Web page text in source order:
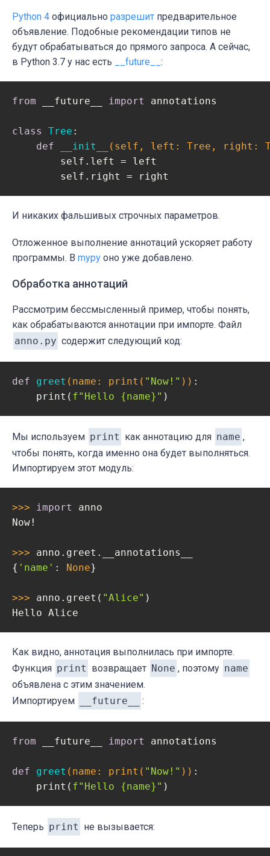
Python 4 официально разрешит предварительное
объявление. Подобные рекомендации типов не
будут обрабатываться до прямого запроса. А сейчас,
в Python 3.7 у нас есть
__future__ :
from __future__ import annotations
class Tree :
def
__init__
(self, left: Tree, right:
        self.left = left
        self.right = right
И никаких фальшивых строчных параметров.
Отложенное выполнение аннотаций ускоряет работу
программы. В mypy оно уже добавлено.
Обработка аннотаций
Рассмотрим бессмысленный пример, чтобы понять,
как обрабатываются аннотации при импорте. Файл
anno.py содержит следующий код:
def greet (name: print ( "Now!" ) ) :
    print(
f"Hello {name} " )
Мы используем print как аннотацию для name ,
чтобы понять, когда именно она будет выполняться.
Импортируем этот модуль:
>>> import
anno
Now!
>>> anno.greet.__annotations__
{ 'name' : None}
>>> anno.greet( "Alice" )
Hello Alice
Как видно, аннотация выполнилась при импорте.
Функция print возвращает None , поэтому name
объявлена с этим значением.
Импортируем
__future__ :
from __future__ import annotations
def greet (name: print ( "Now!" ) ) :
    print(
f"Hello {name} " )
Теперь print не вызывается: